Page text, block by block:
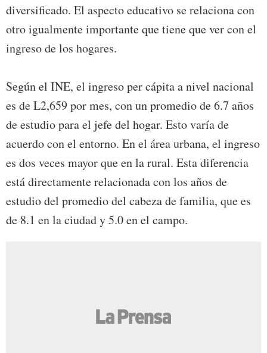
diversificado. El aspecto educativo se relaciona con
otro igualmente importante que tiene que ver con el
ingreso de los hogares.
Según el INE, el ingreso per cápita a nivel nacional
es de L2,659 por mes, con un promedio de 6.7 años
de estudio para el jefe del hogar. Esto varía de
acuerdo con el entorno. En el área urbana, el ingreso
es dos veces mayor que en la rural. Esta diferencia
está directamente relacionada con los años de
estudio del promedio del cabeza de familia, que es
de 8.1 en la ciudad y 5.0 en el campo.